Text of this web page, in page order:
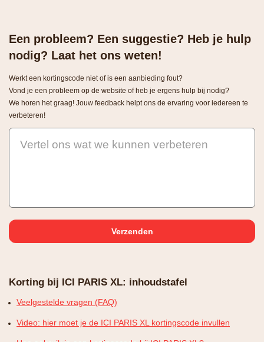
Een probleem? Een suggestie? Heb je hulp
nodig? Laat het ons weten!
Werkt een kortingscode niet of is een aanbieding fout?
Vond je een probleem op de website of heb je ergens hulp bij nodig?
We horen het graag! Jouw feedback helpt ons de ervaring voor iedereen te
verbeteren!
Vertel ons wat we kunnen verbeteren
Korting bij ICI PARIS XL: inhoudstafel
Veelgestelde vragen (FAQ)
Video: hier moet je de ICI PARIS XL kortingscode invullen